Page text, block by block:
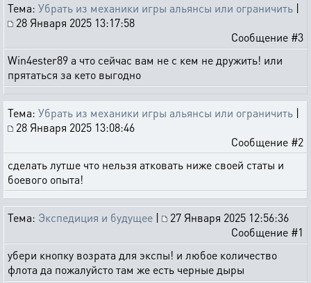
Тема: Убрать из механики игры альянсы или ограничить |
28 Января 2025 13:17:58
Сообщение #3
Win4ester89 а что сейчас вам не с кем не дружить! или
прятаться за кето выгодно
Тема: Убрать из механики игры альянсы или ограничить |
28 Января 2025 13:08:46
Сообщение #2
сделать лутше что нельзя атковать ниже своей статы и
боевого опыта!
Тема: Экспедиция и будущее |
27 Января 2025 12:56:36
Сообщение #1
убери кнопку возрата для экспы! и любое количество
флота да пожалуйсто там же есть черные дыры